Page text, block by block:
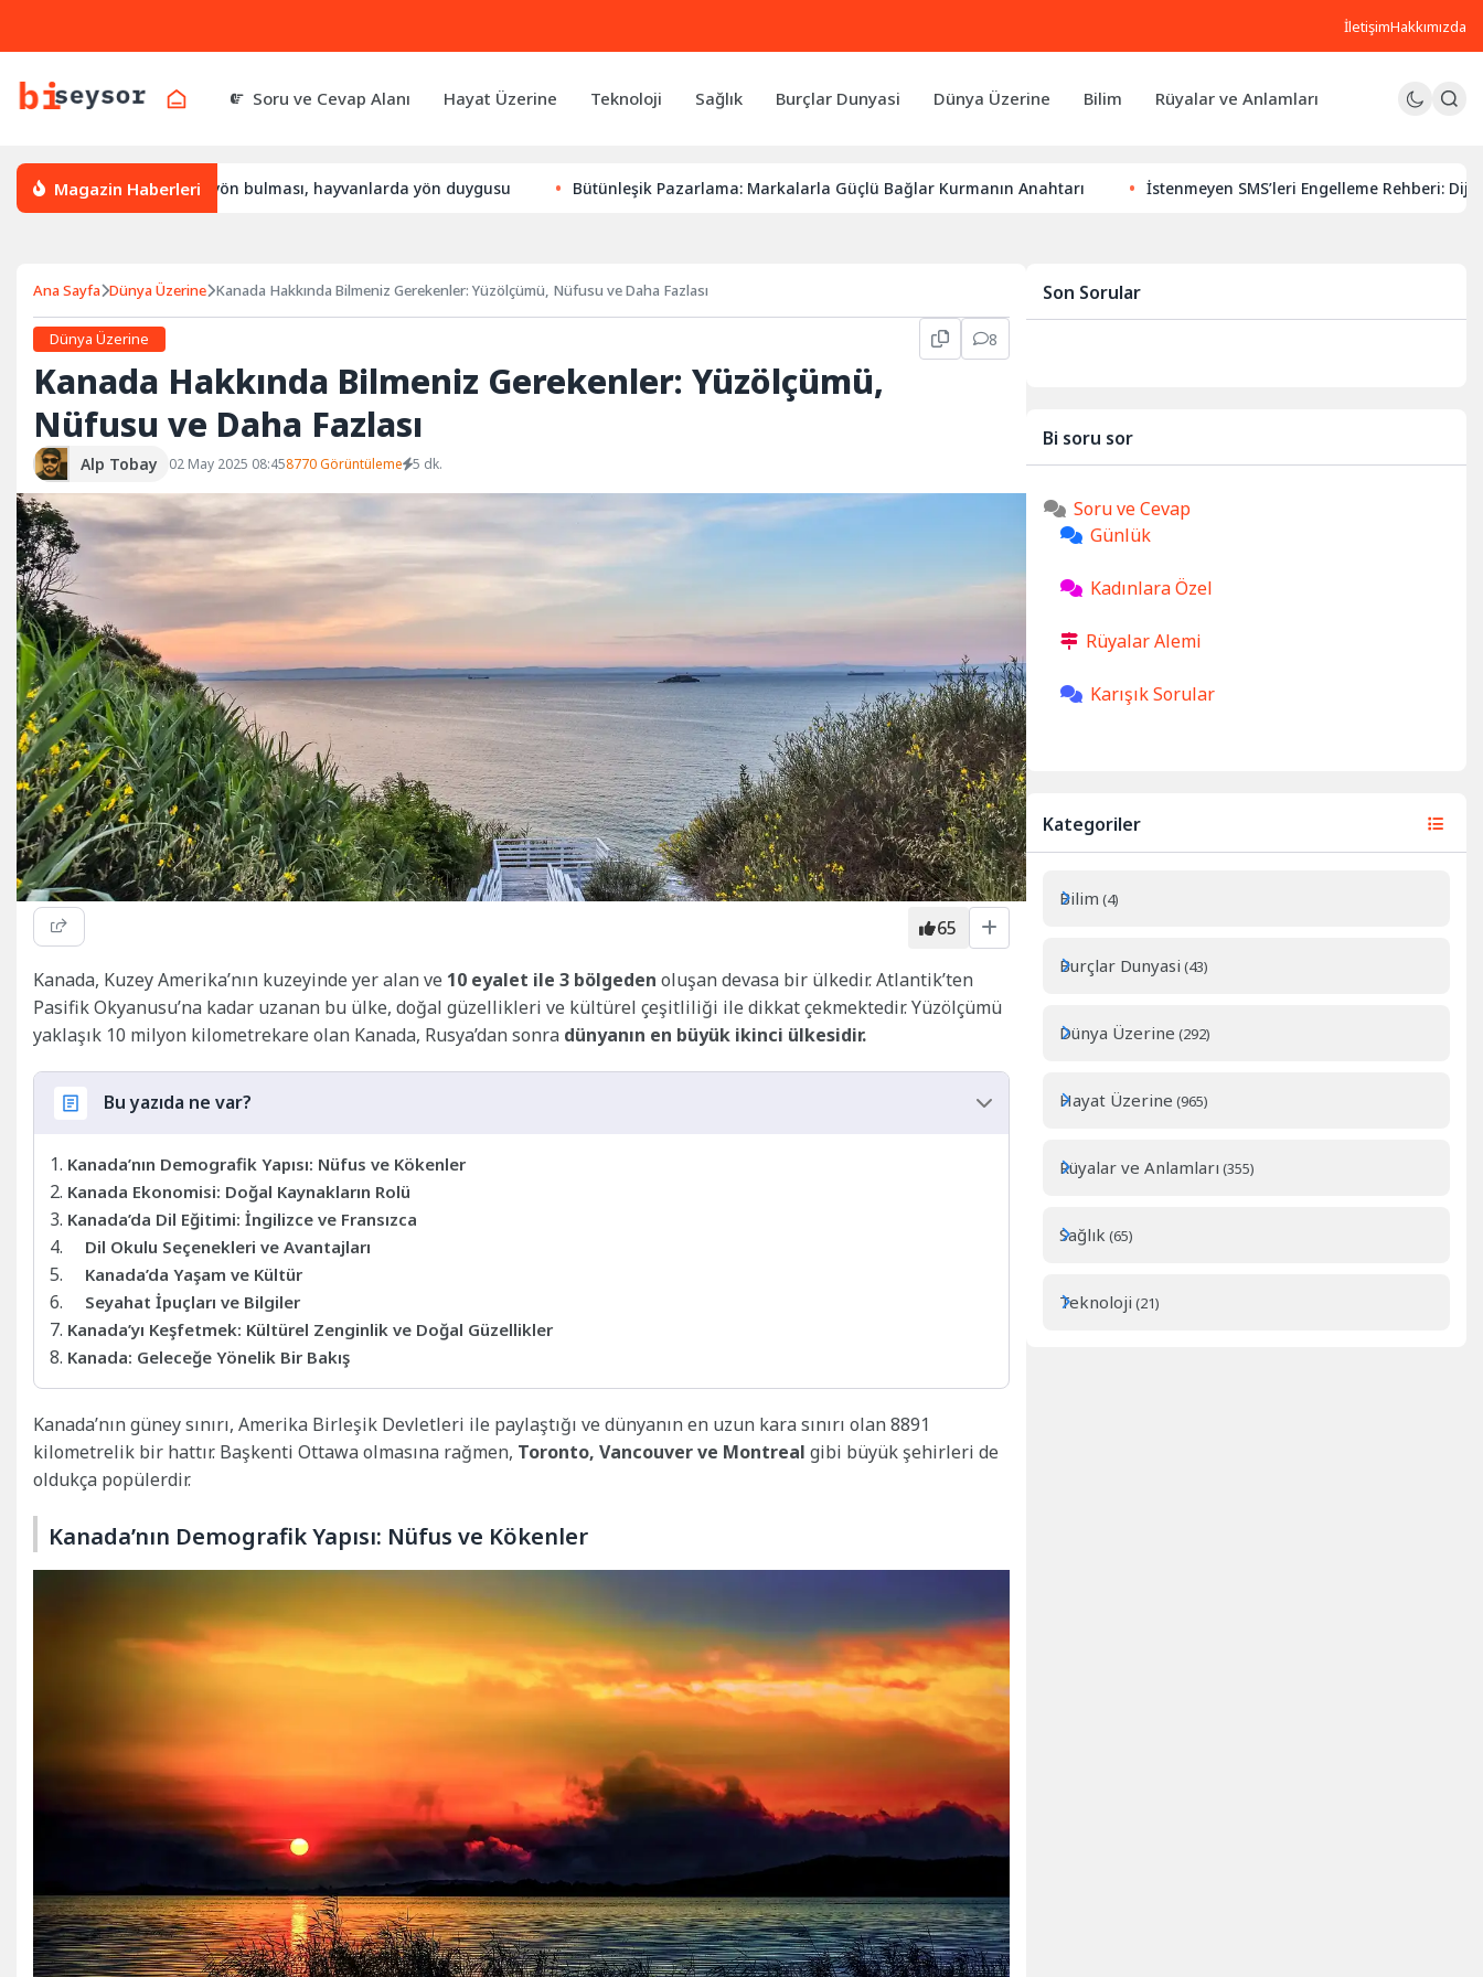
İletişimHakkımızda
Soru ve Cevap Alanı Hayat Üzerine Teknoloji Sağlık Burçlar Dunyasi Dünya Üzerine Bilim Rüyalar ve Anlamları
Magazin Haberleri
bulur, leylek yön bulması, hayvanlarda yön duygusu Bütünleşik Pazarlama: Markalarla Güçlü Bağlar Kurmanın Anahtarı İstenmeyen SMS’leri Engelleme Rehberi: Dijital
Ana Sayfa Dünya Üzerine Kanada Hakkında Bilmeniz Gerekenler: Yüzölçümü, Nüfusu ve Daha Fazlası
Dünya Üzerine 8
Kanada Hakkında Bilmeniz Gerekenler: Yüzölçümü,
Nüfusu ve Daha Fazlası
Alp Tobay 02 May 2025 08:458770 Görüntüleme 5 dk.
65
Kanada, Kuzey Amerika’nın kuzeyinde yer alan ve 10 eyalet ile 3 bölgeden oluşan devasa bir ülkedir. Atlantik’ten
Pasifik Okyanusu’na kadar uzanan bu ülke, doğal güzellikleri ve kültürel çeşitliliği ile dikkat çekmektedir. Yüzölçümü
yaklaşık 10 milyon kilometrekare olan Kanada, Rusya’dan sonra dünyanın en büyük ikinci ülkesidir.
Bu yazıda ne var?
Kanada’nın Demografik Yapısı: Nüfus ve Kökenler
Kanada Ekonomisi: Doğal Kaynakların Rolü
Kanada’da Dil Eğitimi: İngilizce ve Fransızca
Dil Okulu Seçenekleri ve Avantajları
Kanada’da Yaşam ve Kültür
Seyahat İpuçları ve Bilgiler
Kanada’yı Keşfetmek: Kültürel Zenginlik ve Doğal Güzellikler
Kanada: Geleceğe Yönelik Bir Bakış
Kanada’nın güney sınırı, Amerika Birleşik Devletleri ile paylaştığı ve dünyanın en uzun kara sınırı olan 8891
kilometrelik bir hattır. Başkenti Ottawa olmasına rağmen, Toronto, Vancouver ve Montreal gibi büyük şehirleri de
oldukça popülerdir.
Kanada’nın Demografik Yapısı: Nüfus ve Kökenler
Son Sorular
Bi soru sor
Soru ve Cevap
Günlük
Kadınlara Özel
Rüyalar Alemi
Karışık Sorular
Kategoriler
Bilim (4)
Burçlar Dunyasi (43)
Dünya Üzerine (292)
Hayat Üzerine (965)
Rüyalar ve Anlamları (355)
Sağlık (65)
Teknoloji (21)